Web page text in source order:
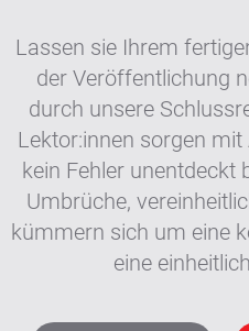
Lassen sie Ihrem
der Veröffentlichung
durch unsere
Lektor:innen sorgen
kein Fehler unentdeckt
Umbrüche,
kümmern sich um eine
eine